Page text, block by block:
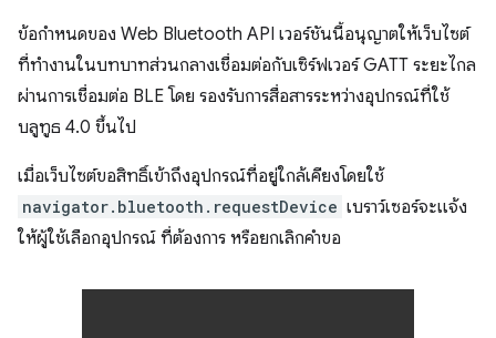
ข้อกำหนดของ Web Bluetooth API เวอร์ชันนี้อนุญาตให้เว็บไซต์
ที่ทำงานในบทบาทส่วนกลางเชื่อมต่อกับเซิร์ฟเวอร์ GATT ระยะไกล
ผ่านการเชื่อมต่อ BLE โดย รองรับการสื่อสารระหว่างอุปกรณ์ที่ใช้
บลูทูธ 4.0 ขึ้นไป
เมื่อเว็บไซต์ขอสิทธิ์เข้าถึงอุปกรณ์ที่อยู่ใกล้เคียงโดยใช้
navigator.bluetooth.requestDevice เบราว์เซอร์จะแจ้ง
ให้ผู้ใช้เลือกอุปกรณ์ ที่ต้องการ หรือยกเลิกคำขอ